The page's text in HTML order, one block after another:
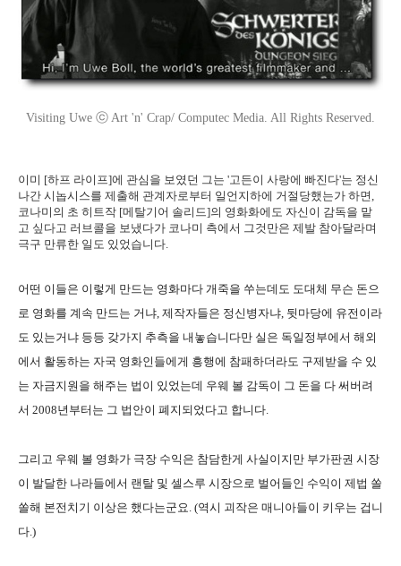
Visiting Uwe ⓒ Art 'n' Crap/ Computec Media. All Rights Reserved.
이미 [하프 라이프]에 관심을 보였던 그는 '고든이 사랑에 빠진다'는 정신
나간 시놉시스를 제출해 관계자로부터 일언지하에 거절당했는가 하면,
코나미의 초 히트작 [메탈기어 솔리드]의 영화화에도 자신이 감독을 맡
고 싶다고 러브콜을 보냈다가 코나미 측에서 그것만은 제발 참아달라며
극구 만류한 일도 있었습니다.
어떤 이들은 이렇게 만드는 영화마다 개죽을 쑤는데도 도대체 무슨 돈으
로 영화를 계속 만드는 거냐, 제작자들은 정신병자냐, 뒷마당에 유전이라
도 있는거냐 등등 갖가지 추측을 내놓습니다만 실은 독일정부에서 해외
에서 활동하는 자국 영화인들에게 흥행에 참패하더라도 구제받을 수 있
는 자금지원을 해주는 법이 있었는데 우웨 볼 감독이 그 돈을 다 써버려
서 2008년부터는 그 법안이 폐지되었다고 합니다.
그리고 우웨 볼 영화가 극장 수익은 참담한게 사실이지만 부가판권 시장
이 발달한 나라들에서 랜탈 및 셀스루 시장으로 벌어들인 수익이 제법 쏠
쏠해 본전치기 이상은 했다는군요. (역시 괴작은 매니아들이 키우는 겁니
다.)